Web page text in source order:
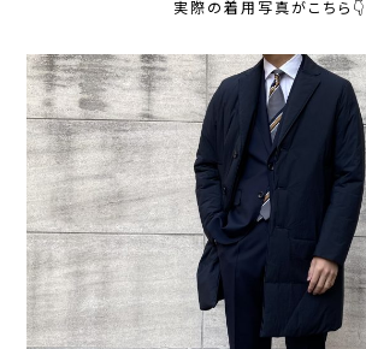
実際の着用写真がこちら👇